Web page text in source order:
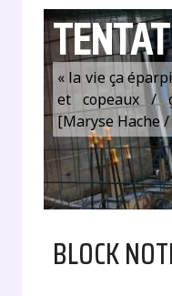
« la vie ça
et copeaux /
[Maryse Hache
BLOCK